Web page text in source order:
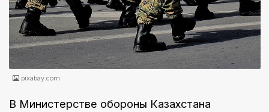
pixabay.com
В Министерстве обороны Казахстана